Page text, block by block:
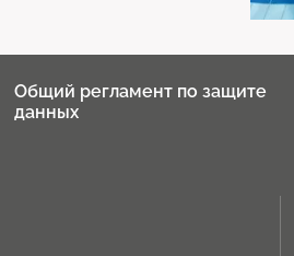
Общий регламент по защите
данных